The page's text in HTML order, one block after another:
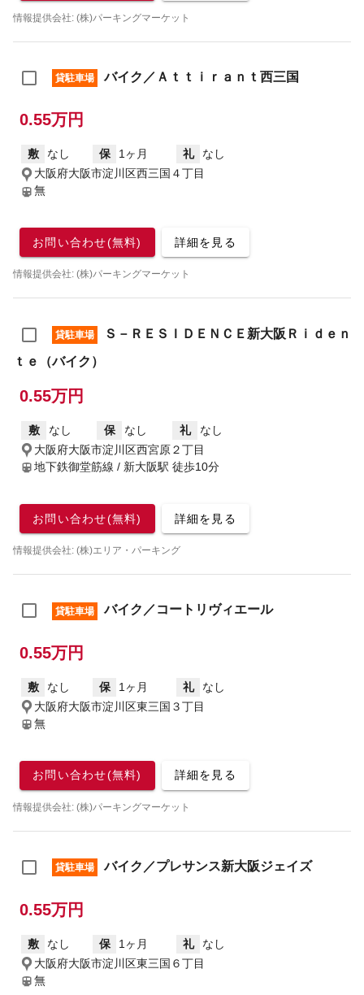
情報提供会社: (株)パーキングマーケット
貸駐車場 バイク／Ａｔｔｉｒａｎｔ西三国
0.55万円
敷 なし 保 1ヶ月 礼
なし
大阪府大阪市淀川区西三国４丁目
無
お問い合わせ(無料) 詳細を見る
情報提供会社: (株)パーキングマーケット
貸駐車場
Ｓ－ＲＥＳＩＤＥＮＣＥ新大阪Ｒｉｄｅｎ
ｔｅ（バイク）
0.55万円
敷 なし 保 なし 礼
なし
大阪府大阪市淀川区西宮原２丁目
地下鉄御堂筋線 / 新大阪駅 徒歩10分
お問い合わせ(無料) 詳細を見る
情報提供会社: (株)エリア・パーキング
貸駐車場 バイク／コートリヴィエール
0.55万円
敷 なし 保 1ヶ月 礼
なし
大阪府大阪市淀川区東三国３丁目
無
お問い合わせ(無料) 詳細を見る
情報提供会社: (株)パーキングマーケット
貸駐車場 バイク／プレサンス新大阪ジェイズ
0.55万円
敷 なし 保 1ヶ月 礼
なし
大阪府大阪市淀川区東三国６丁目
無